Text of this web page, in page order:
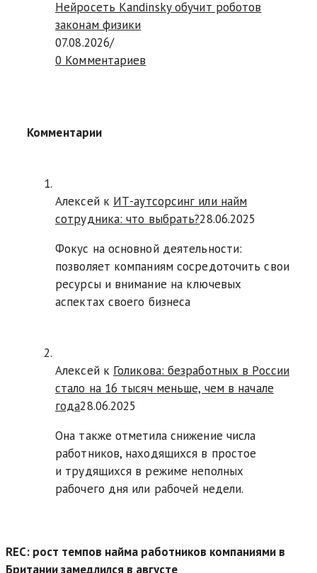
Нейросеть Kandinsky обучит роботов
законам физики
07.08.2026/
0 Комментариев
Комментарии
Алексей к ИТ-аутсорсинг или найм
сотрудника: что выбрать?28.06.2025
Фокус на основной деятельности:
позволяет компаниям сосредоточить свои
ресурсы и внимание на ключевых
аспектах своего бизнеса
Алексей к Голикова: безработных в России
стало на 16 тысяч меньше, чем в начале
года28.06.2025
Она также отметила снижение числа
работников, находящихся в простое
и трудящихся в режиме неполных
рабочего дня или рабочей недели.
REC: рост темпов найма работников компаниями в
Британии замедлился в августе